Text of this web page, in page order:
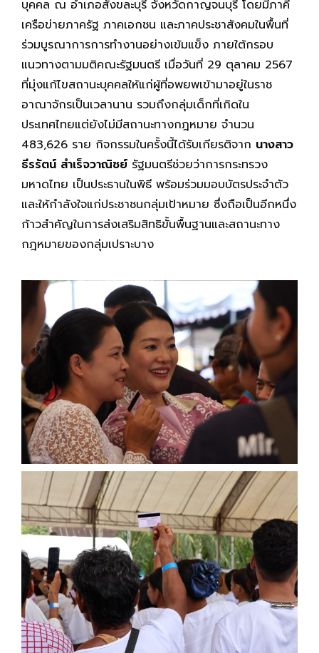
บุคคล ณ อำเภอสังขละบุรี จังหวัดกาญจนบุรี โดยมีภาคี
เครือข่ายภาครัฐ ภาคเอกชน และภาคประชาสังคมในพื้นที่
ร่วมบูรณาการการทำงานอย่างเข้มแข็ง ภายใต้กรอบ
แนวทางตามมติคณะรัฐมนตรี เมื่อวันที่ 29 ตุลาคม 2567
ที่มุ่งแก้ไขสถานะบุคคลให้แก่ผู้ที่อพยพเข้ามาอยู่ในราช
อาณาจักรเป็นเวลานาน รวมถึงกลุ่มเด็กที่เกิดใน
ประเทศไทยแต่ยังไม่มีสถานะทางกฎหมาย จำนวน
483,626 ราย กิจกรรมในครั้งนี้ได้รับเกียรติจาก นางสาว
ธีรรัตน์ สำเร็จวาณิชย์ รัฐมนตรีช่วยว่าการกระทรวง
มหาดไทย เป็นประธานในพิธี พร้อมร่วมมอบบัตรประจำตัว
และให้กำลังใจแก่ประชาชนกลุ่มเป้าหมาย ซึ่งถือเป็นอีกหนึ่ง
ก้าวสำคัญในการส่งเสริมสิทธิขั้นพื้นฐานและสถานะทาง
กฎหมายของกลุ่มเปราะบาง